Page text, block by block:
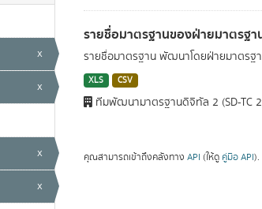
x
x
x
x
รายชื่อมาตรฐานของฝ่ายมาตรฐ
รายชื่อมาตรฐาน พัฒนาโดยฝ่ายมาตร
XLS CSV
ทีมพัฒนามาตรฐานดิจิทัล 2 (SD-TC
คุณสามารถเข้าถึงคลังทาง API (ให้ดู คู่มือ API).